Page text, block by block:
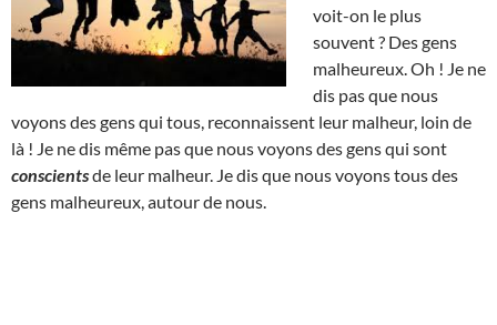
voit-on le plus
souvent ? Des gens
malheureux. Oh ! Je ne
dis pas que nous
voyons des gens qui tous, reconnaissent leur malheur, loin de
là ! Je ne dis même pas que nous voyons des gens qui sont
conscientsde leur malheur. Je dis que nous voyons tous des
gens malheureux, autour de nous.